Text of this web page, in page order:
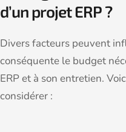
d’un projet ERP ?
Divers facteurs peuvent
conséquente le budget
ERP et à son entretien.
considérer :